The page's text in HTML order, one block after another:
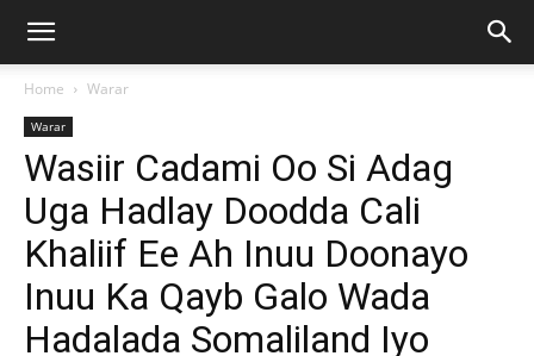
Home Warar
Warar
Wasiir Cadami Oo Si Adag
Uga Hadlay Doodda Cali
Khaliif Ee Ah Inuu Doonayo
Inuu Ka Qayb Galo Wada
Hadalada Somaliland Iyo